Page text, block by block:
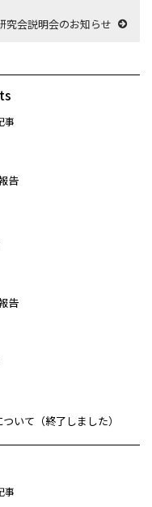
会説明会のお知らせ
事
告
告
いて（終了しました）
事